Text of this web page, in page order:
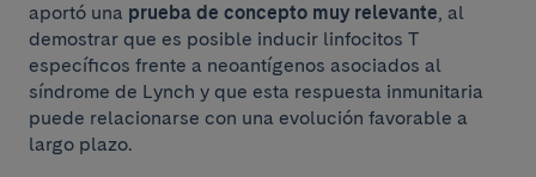
aportó una prueba de concepto muy relevante, al
demostrar que es posible inducir linfocitos T
específicos frente a neoantígenos asociados al
síndrome de Lynch y que esta respuesta inmunitaria
puede relacionarse con una evolución favorable a
largo plazo.